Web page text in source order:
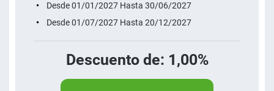
Desde 01/01/2027 Hasta 30/06/2027
Desde 01/07/2027 Hasta 20/12/2027
Descuento de: 1,00%